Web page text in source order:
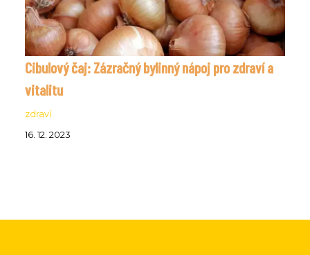
Cibulový čaj: Zázračný bylinný nápoj pro zdraví a
vitalitu
zdraví
16. 12. 2023